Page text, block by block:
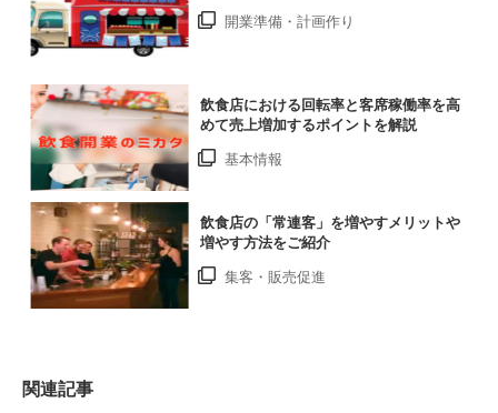
開業準備・計画作り
飲食店における回転率と客席稼働率を高
めて売上増加するポイントを解説
基本情報
飲食店の「常連客」を増やすメリットや
増やす方法をご紹介
集客・販売促進
関連記事